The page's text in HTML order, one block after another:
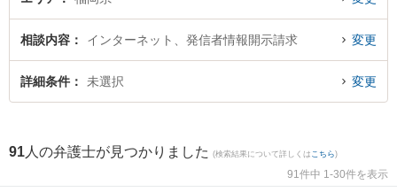
ています。『福岡県で土日や夜間に発生した発信者情報開示請求のトラブルを
今すぐに弁護士に相談したい』『発信者情報開示請求のトラブル解決の実績豊
富な近くの弁護士を検索したい』『初回相談無料で発信者情報開示請求を法律
相談内容 インターネット、発信者情報開示請求 変更
詳細条件 未選択 変更
91 人の弁護士が見つかりました (検索結果について詳しくは こちら)
91件中 1-30件を表示